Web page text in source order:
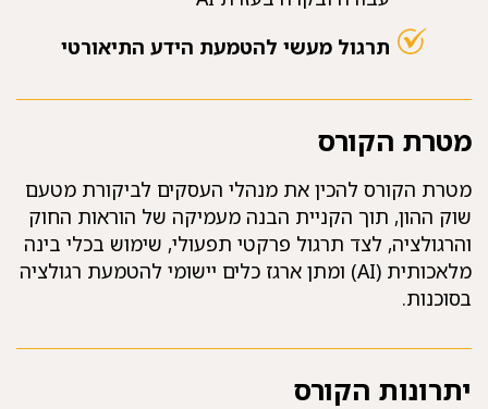
תרגול מעשי להטמעת הידע התיאורטי
מטרת הקורס
מטרת הקורס להכין את מנהלי העסקים לביקורת מטעם
שוק ההון, תוך הקניית הבנה מעמיקה של הוראות החוק
והרגולציה, לצד תרגול פרקטי תפעולי, שימוש בכלי בינה
מלאכותית (AI) ומתן ארגז כלים יישומי להטמעת רגולציה
בסוכנות.
יתרונות הקורס